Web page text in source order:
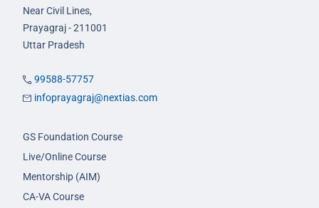
Near Civil Lines,
Prayagraj - 211001
Uttar Pradesh
99588-57757
infoprayagraj@nextias.com
GS Foundation Course
Live/Online Course
Mentorship (AIM)
CA-VA Course